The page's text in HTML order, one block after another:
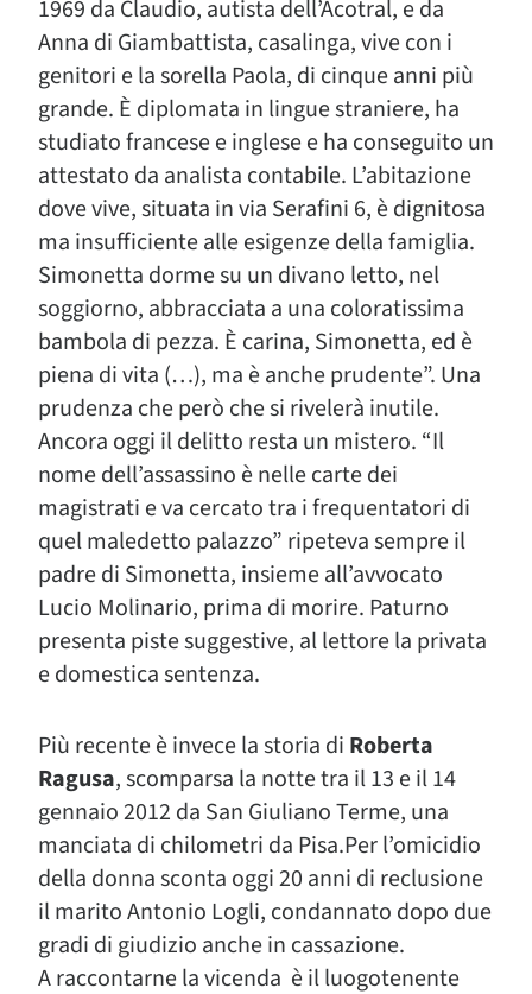
1969 da Claudio, autista dell’Acotral, e da
Anna di Giambattista, casalinga, vive con i
genitori e la sorella Paola, di cinque anni più
grande. È diplomata in lingue straniere, ha
studiato francese e inglese e ha conseguito un
attestato da analista contabile. L’abitazione
dove vive, situata in via Serafini 6, è dignitosa
ma insufficiente alle esigenze della famiglia.
Simonetta dorme su un divano letto, nel
soggiorno, abbracciata a una coloratissima
bambola di pezza. È carina, Simonetta, ed è
piena di vita (…), ma è anche prudente”. Una
prudenza che però che si rivelerà inutile.
Ancora oggi il delitto resta un mistero. “Il
nome dell’assassino è nelle carte dei
magistrati e va cercato tra i frequentatori di
quel maledetto palazzo” ripeteva sempre il
padre di Simonetta, insieme all’avvocato
Lucio Molinario, prima di morire. Paturno
presenta piste suggestive, al lettore la privata
e domestica sentenza.
Più recente è invece la storia di Roberta
Ragusa, scomparsa la notte tra il 13 e il 14
gennaio 2012 da San Giuliano Terme, una
manciata di chilometri da Pisa.Per l’omicidio
della donna sconta oggi 20 anni di reclusione
il marito Antonio Logli, condannato dopo due
gradi di giudizio anche in cassazione.
A raccontarne la vicenda è il luogotenente